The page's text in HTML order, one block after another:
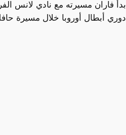
دوري أبطال أوروبا خلال مسيرة